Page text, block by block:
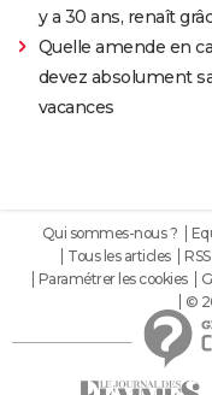
y a 30 ans, renaît
Quelle amende en
devez absolument
vacances
Qui sommes-nous ?
Tous les articles
RSS
Paramétrer les cookies
©